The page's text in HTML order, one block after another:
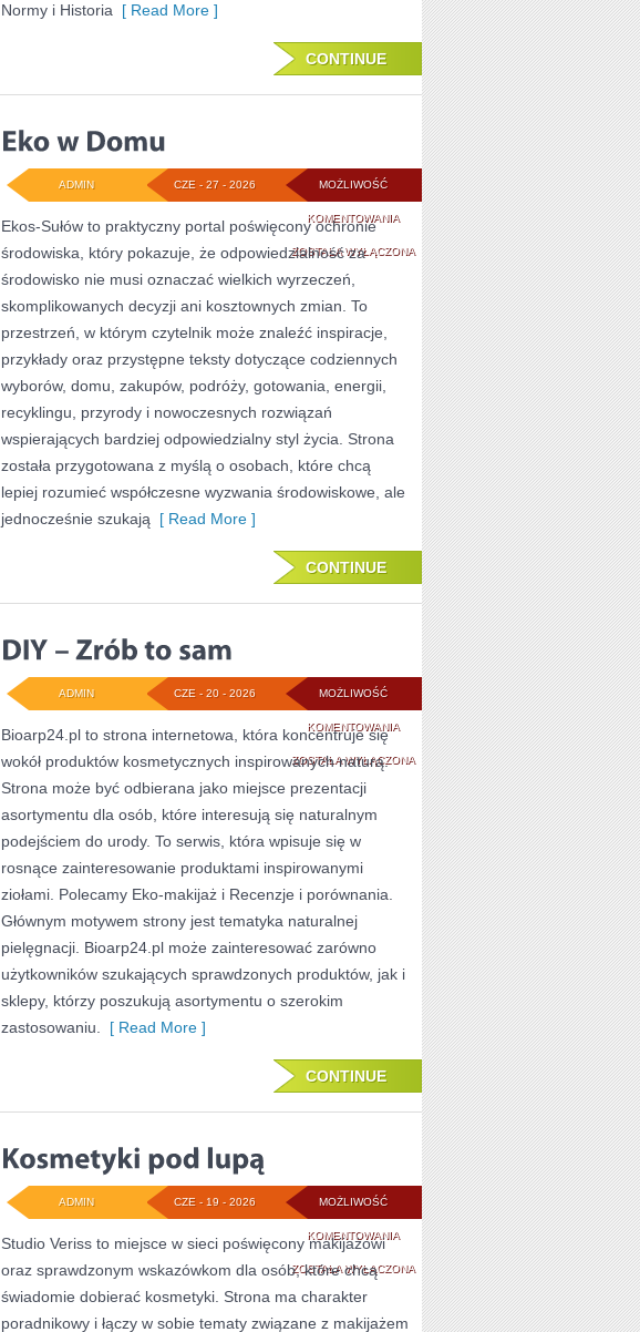
Normy i Historia [ Read More ]
CONTINUE
MOŻLIWOŚĆ
KOMENTOWANIAEKO
W
DOMU
ZOSTAŁA WYŁĄCZONA
CZE - 27 - 2026
ADMIN
Ekos-Sułów to praktyczny portal poświęcony ochronie
środowiska, który pokazuje, że odpowiedzialność za
środowisko nie musi oznaczać wielkich wyrzeczeń,
skomplikowanych decyzji ani kosztownych zmian. To
przestrzeń, w którym czytelnik może znaleźć inspiracje,
przykłady oraz przystępne teksty dotyczące codziennych
wyborów, domu, zakupów, podróży, gotowania, energii,
recyklingu, przyrody i nowoczesnych rozwiązań
wspierających bardziej odpowiedzialny styl życia. Strona
została przygotowana z myślą o osobach, które chcą
lepiej rozumieć współczesne wyzwania środowiskowe, ale
jednocześnie szukają [ Read More ]
CONTINUE
MOŻLIWOŚĆ
KOMENTOWANIADIY
–
ZRÓB
SAM
ZOSTAŁA WYŁĄCZONA
CZE - 20 - 2026
ADMIN
Bioarp24.pl to strona internetowa, która koncentruje się
wokół produktów kosmetycznych inspirowanych naturą.
Strona może być odbierana jako miejsce prezentacji
asortymentu dla osób, które interesują się naturalnym
podejściem do urody. To serwis, która wpisuje się w
rosnące zainteresowanie produktami inspirowanymi
ziołami. Polecamy Eko-makijaż i Recenzje i porównania.
Głównym motywem strony jest tematyka naturalnej
pielęgnacji. Bioarp24.pl może zainteresować zarówno
użytkowników szukających sprawdzonych produktów, jak i
sklepy, którzy poszukują asortymentu o szerokim
zastosowaniu.
[ Read More ]
CONTINUE
MOŻLIWOŚĆ
KOMENTOWANIAKOSMETYKI
POD
LUPĄ
ZOSTAŁA WYŁĄCZONA
CZE - 19 - 2026
ADMIN
Studio Veriss to miejsce w sieci poświęcony makijażowi
oraz sprawdzonym wskazówkom dla osób, które chcą
świadomie dobierać kosmetyki. Strona ma charakter
poradnikowy i łączy w sobie tematy związane z makijażem